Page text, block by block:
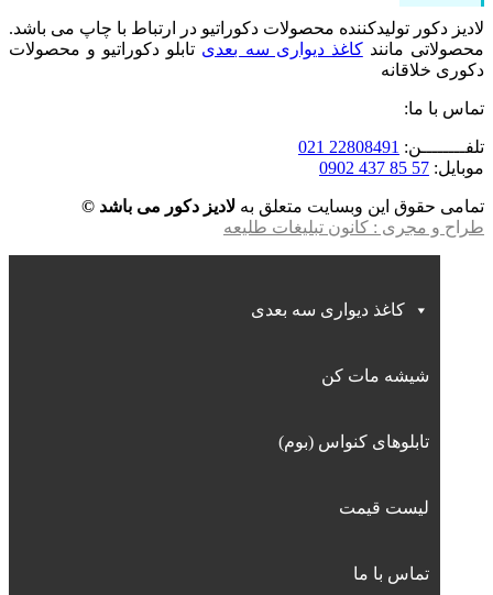
لادیز دکور تولیدکننده محصولات دکوراتیو در ارتباط با چاپ می باشد.
محصولاتی مانندکاغذ دیواری سه بعدی تابلو دکوراتیو و محصولات
دکوری خلاقانه
تماس با ما:
تلفــــــــن: 22808491 021
موبایل: 57 85 437 0902
تمامی حقوق این وبسایت متعلق به لادیز دکور می باشد ©
طراح و مجری : کانون تبلیغات طلیعه
کاغذ دیواری سه بعدی
شیشه مات کن
تابلوهای کنواس (بوم)
لیست قیمت
تماس با ما